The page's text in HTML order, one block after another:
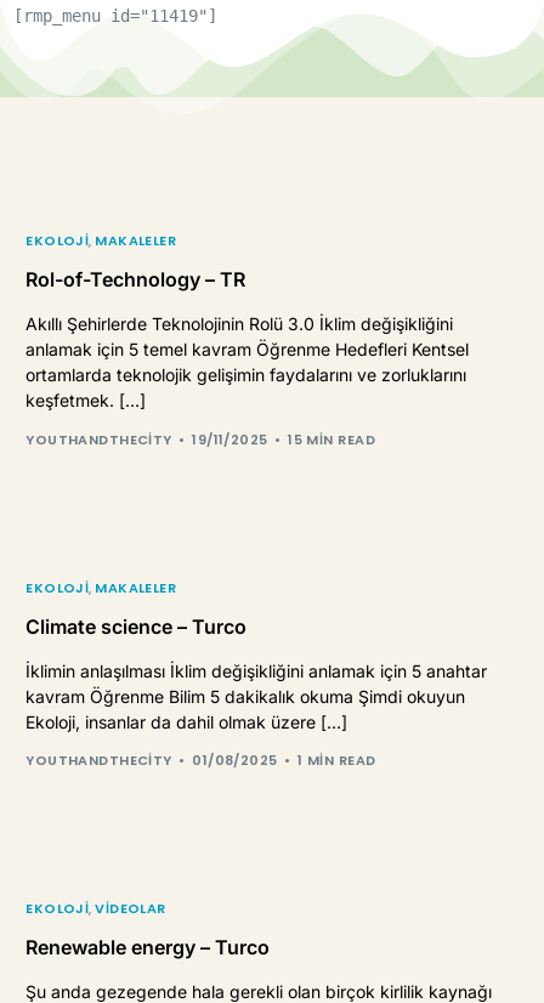
[rmp_menu id="11419"]
EKOLOJI, MAKALELER
Rol-of-Technology – TR
Akıllı Şehirlerde Teknolojinin Rolü 3.0 İklim değişikliğini
anlamak için 5 temel kavram Öğrenme Hedefleri Kentsel
ortamlarda teknolojik gelişimin faydalarını ve zorluklarını
keşfetmek. […]
YOUTHANDTHECITY 19/11/2025 15 MIN READ
EKOLOJI, MAKALELER
Climate science – Turco
İklimin anlaşılması İklim değişikliğini anlamak için 5 anahtar
kavram Öğrenme Bilim 5 dakikalık okuma Şimdi okuyun
Ekoloji, insanlar da dahil olmak üzere […]
YOUTHANDTHECITY 01/08/2025 1 MIN READ
EKOLOJI,VIDEOLAR
Renewable energy – Turco
Şu anda gezegende hala gerekli olan birçok kirlilik kaynağı